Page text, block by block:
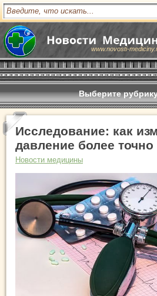
www.novosti-
Выберите
Исследование: как
давление более точно
Новости медицины